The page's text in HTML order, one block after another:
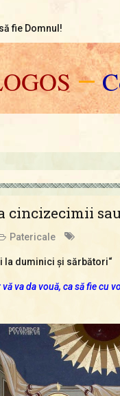
fie Domnul!
—
cincizecimii
Patericale
la duminici şi sărbători“
va da vouă, ca să fie cu